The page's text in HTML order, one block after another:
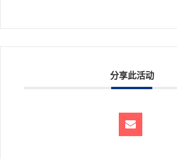
分享此活动